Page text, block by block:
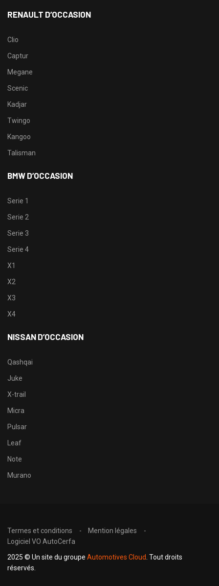
RENAULT D’OCCASION
Clio
Captur
Megane
Scenic
Kadjar
Twingo
Kangoo
Talisman
BMW D’OCCASION
Serie 1
Serie 2
Serie 3
Serie 4
X1
X2
X3
X4
NISSAN D’OCCASION
Qashqai
Juke
X-trail
Micra
Pulsar
Leaf
Note
Murano
Termes et conditions
Mention légales
Logiciel VO AutoCerfa
2025 © Un site du groupe Automotives Cloud . Tout droits
réservés.